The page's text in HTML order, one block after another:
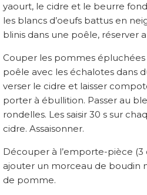
yaourt, le cidre et le beurre
les blancs d’oeufs battus en
blinis dans une poêle, réserver
Couper les pommes épluchées
poêle avec les échalotes dans
verser le cidre et laisser
porter à ébullition. Passer au
rondelles. Les saisir 30 s sur
cidre. Assaisonner.
Découper à l’emporte-pièce (3
ajouter un morceau de boudin
de pomme.